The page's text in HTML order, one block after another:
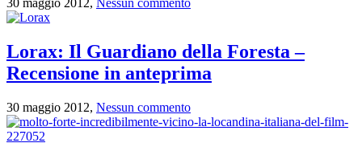
30 maggio 2012, Nessun commento
Lorax: Il Guardiano della Foresta –
Recensione in anteprima
30 maggio 2012, Nessun commento